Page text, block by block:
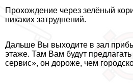
Прохождение через зелёный
никаких затруднений.
Дальше Вы выходите в зал
этаже. Там Вам будут
сервис», он дороже, чем